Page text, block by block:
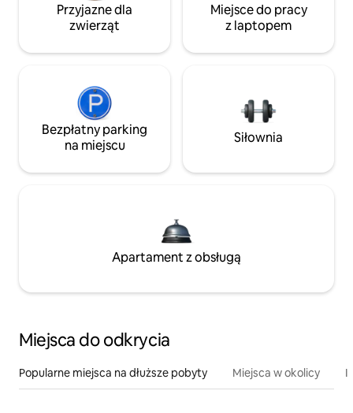
Przyjazne dla
zwierząt
Miejsce do pracy
z laptopem
Bezpłatny parking
na miejscu
Siłownia
Apartament z obsługą
Miejsca do odkrycia
Popularne miejsca na dłuższe pobyty Miejsca w okolicy